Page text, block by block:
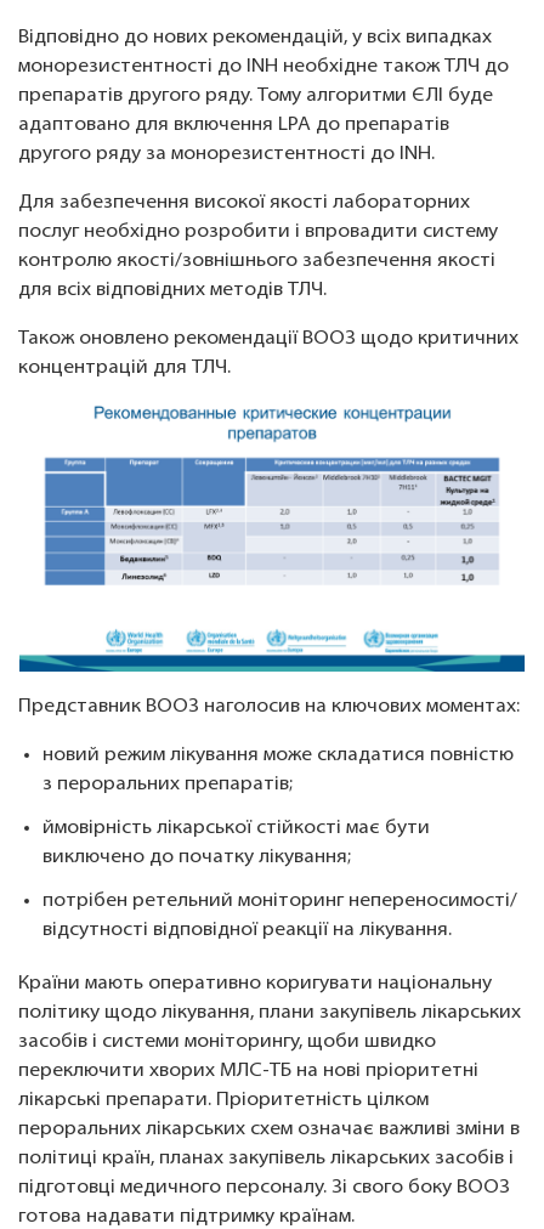
Відповідно до нових рекомендацій, у всіх випадках
монорезистентності до INH необхідне також ТЛЧ до
препаратів другого ряду. Тому алгоритми ЄЛІ буде
адаптовано для включення LPA до препаратів
другого ряду за монорезистентності до INH.
Для забезпечення високої якості лабораторних
послуг необхідно розробити і впровадити систему
контролю якості/зовнішнього забезпечення якості
для всіх відповідних методів ТЛЧ.
Також оновлено рекомендації ВООЗ щодо критичних
концентрацій для ТЛЧ.
Представник ВООЗ наголосив на ключових моментах:
новий режим лікування може складатися повністю
з пероральних препаратів;
ймовірність лікарської стійкості має бути
виключено до початку лікування;
потрібен ретельний моніторинг непереносимості/
відсутності відповідної реакції на лікування.
Країни мають оперативно коригувати національну
політику щодо лікування, плани закупівель лікарських
засобів і системи моніторингу, щоби швидко
переключити хворих МЛС-ТБ на нові пріоритетні
лікарські препарати. Пріоритетність цілком
пероральних лікарських схем означає важливі зміни в
політиці країн, планах закупівель лікарських засобів і
підготовці медичного персоналу. Зі свого боку ВООЗ
готова надавати підтримку країнам.